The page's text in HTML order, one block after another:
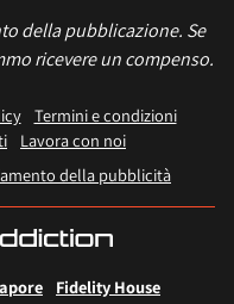
della pubblicazione. Se
ricevere un compenso.
Termini e condizioni
Lavora con noi
della pubblicità
Fidelity House